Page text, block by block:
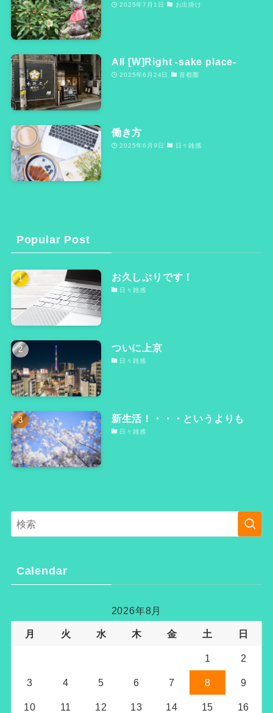
2025年7月1日 お出掛け
All [W]Right -sake place-
2025年6月24日 首都圏
働き方
2025年6月9日 日々雑感
Popular Post
お久しぶりです！
日々雑感
ついに上京
日々雑感
新生活！・・・というよりも
日々雑感
Calendar
2026年8月
月 火 水 木 金 土 日
1 2
3 4 5 6 7 8 9
10 11 12 13 14 15 16